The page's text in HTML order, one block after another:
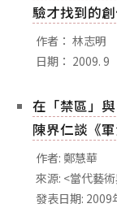
關鍵字
標籤雲
相關網站
關於
關於本站
團隊成員
出版品
驗才找到的
作者： 林志明
日期： 2009. 9
在「禁區」
陳界仁談《軍
作者: 鄭慧華
來源: <當代藝
發表日期: 2009